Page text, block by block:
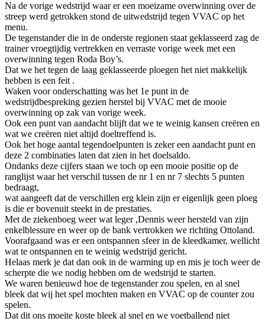
Na de vorige wedstrijd waar er een moeizame overwinning over de
streep werd getrokken stond de uitwedstrijd tegen VVAC op het
menu.
De tegenstander die in de onderste regionen staat geklasseerd zag de
trainer vroegtijdig vertrekken en verraste vorige week met een
overwinning tegen Roda Boy’s.
Dat we het tegen de laag geklasseerde ploegen het niet makkelijk
hebben is een feit .
Waken voor onderschatting was het 1e punt in de
wedstrijdbespreking gezien herstel bij VVAC met de mooie
overwinning op zak van vorige week.
Ook een punt van aandacht blijft dat we te weinig kansen creëren en
wat we creëren niet altijd doeltreffend is.
Ook het hoge aantal tegendoelpunten is zeker een aandacht punt en
deze 2 combinaties laten dat zien in het doelsaldo.
Ondanks deze cijfers staan we toch op een mooie positie op de
ranglijst waar het verschil tussen de nr 1 en nr 7 slechts 5 punten
bedraagt,
wat aangeeft dat de verschillen erg klein zijn er eigenlijk geen ploeg
is die er bovenuit steekt in de prestaties.
Met de ziekenboeg weer wat leger ,Dennis weer hersteld van zijn
enkelblessure en weer op de bank vertrokken we richting Ottoland.
Voorafgaand was er een ontspannen sfeer in de kleedkamer, wellicht
wat te ontspannen en te weinig wedstrijd gericht.
Helaas merk je dat dan ook in de warming up en mis je toch weer de
scherpte die we nodig hebben om de wedstrijd te starten.
We waren benieuwd hoe de tegenstander zou spelen, en al snel
bleek dat wij het spel mochten maken en VVAC op de counter zou
spelen.
Dat dit ons moeite koste bleek al snel en we voetballend niet